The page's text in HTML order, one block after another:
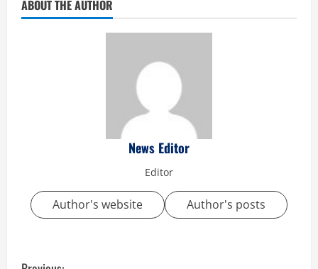
ABOUT THE AUTHOR
News Editor
Editor
Author's website Author's posts
C